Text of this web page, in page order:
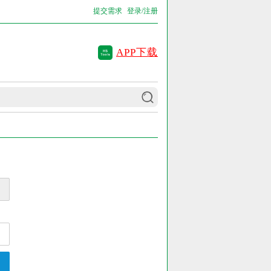
提交需求 登录/注册
APP下载